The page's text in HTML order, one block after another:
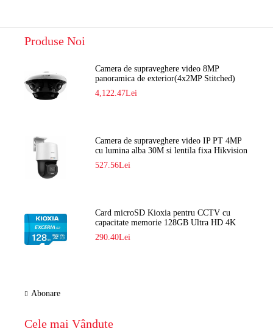
Produse Noi
Camera de supraveghere video 8MP
panoramica de exterior(4x2MP Stitched)
Navaio NGC-7482PR
4,122.47Lei
Camera de supraveghere video IP PT 4MP
cu lumina alba 30M si lentila fixa Hikvision
DS-2DE2C400SCG-E F1
527.56Lei
Card microSD Kioxia pentru CCTV cu
capacitate memorie 128GB Ultra HD 4K
LMEX2L128GG2
290.40Lei
Abonare
Cele mai Vândute